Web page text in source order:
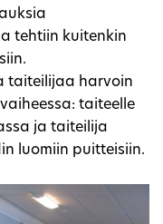
tehtiin kuitenkin
taiteilijaa harvoin
taiteelle
ja taiteilija
luomiin puitteisiin.